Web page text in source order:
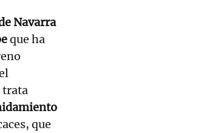
Navarra
que ha
trata
que